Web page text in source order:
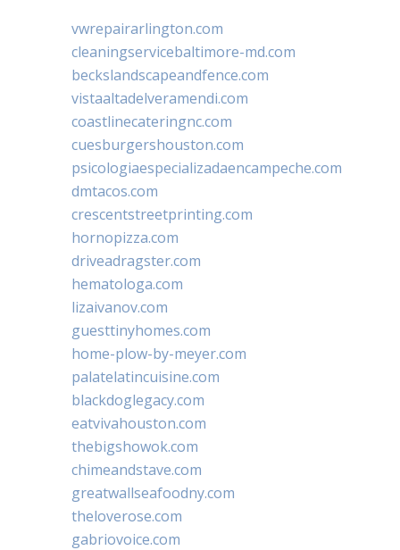
vwrepairarlington.com
cleaningservicebaltimore-md.com
beckslandscapeandfence.com
vistaaltadelveramendi.com
coastlinecateringnc.com
cuesburgershouston.com
psicologiaespecializadaencampeche.com
dmtacos.com
crescentstreetprinting.com
hornopizza.com
driveadragster.com
hematologa.com
lizaivanov.com
guesttinyhomes.com
home-plow-by-meyer.com
palatelatincuisine.com
blackdoglegacy.com
eatvivahouston.com
thebigshowok.com
chimeandstave.com
greatwallseafoodny.com
theloverose.com
gabriovoice.com